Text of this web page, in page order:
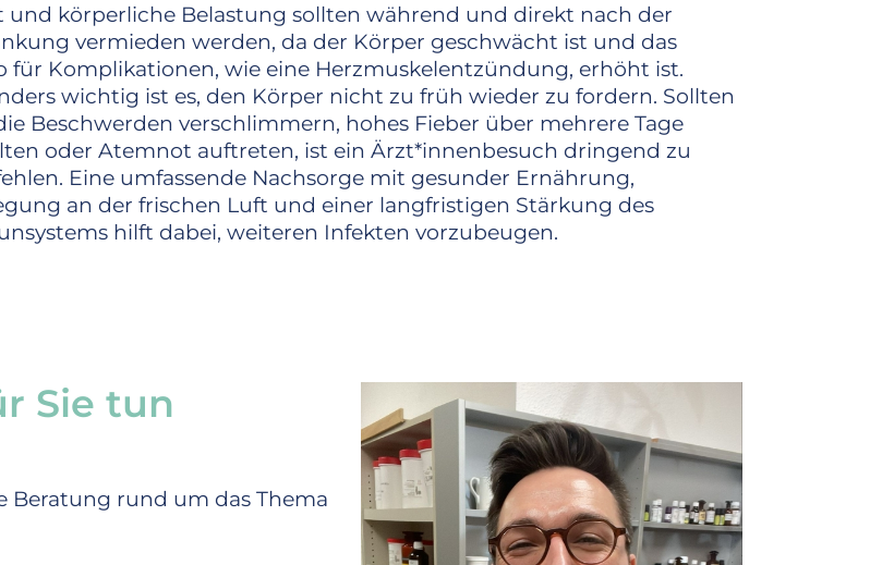
und körperliche Belastung sollten während und direkt nach der
vermieden werden, da der Körper geschwächt ist und das
für Komplikationen, wie eine Herzmuskelentzündung, erhöht ist.
wichtig ist es, den Körper nicht zu früh wieder zu fordern. Sollten
Beschwerden verschlimmern, hohes Fieber über mehrere Tage
oder Atemnot auftreten, ist ein Ärzt*innenbesuch dringend zu
Eine umfassende Nachsorge mit gesunder Ernährung,
an der frischen Luft und einer langfristigen Stärkung des
hilft dabei, weiteren Infekten vorzubeugen.
Sie tun
Beratung rund um das Thema